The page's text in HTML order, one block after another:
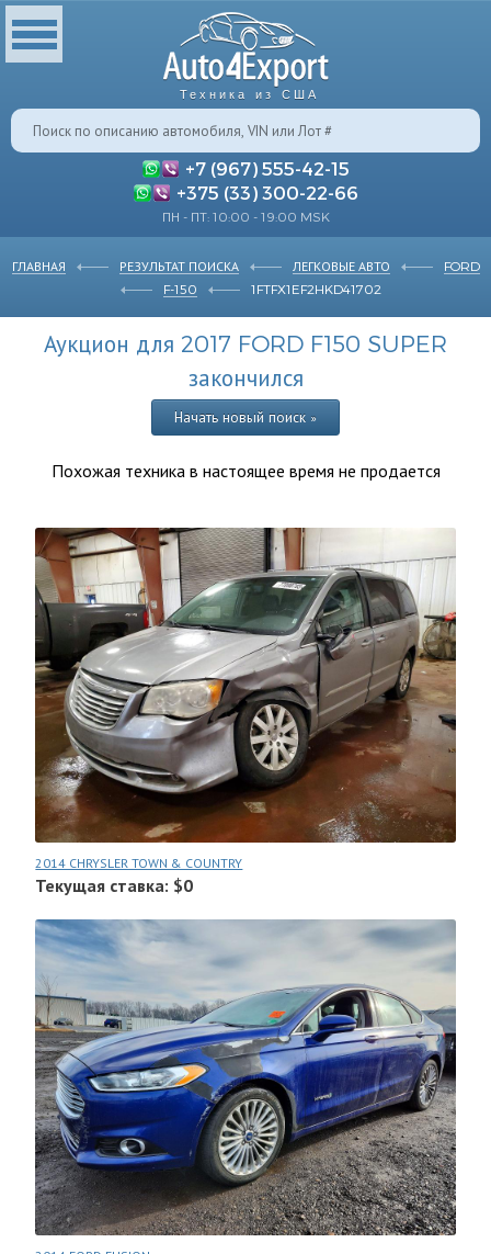
Техника из США
+7 (967) 555-42-15
+375 (33) 300-22-66
ПН - ПТ: 10:00 - 19:00 MSK
ГЛАВНАЯ РЕЗУЛЬТАТ ПОИСКА ЛЕГКОВЫЕ АВТО
FORD
F-150
1FTFX1EF2HKD41702
Аукцион для 2017 FORD F150 SUPER
закончился
Начать новый поиск »
Похожая техника в настоящее время не продается
2014 CHRYSLER TOWN & COUNTRY
Текущая ставка: $0